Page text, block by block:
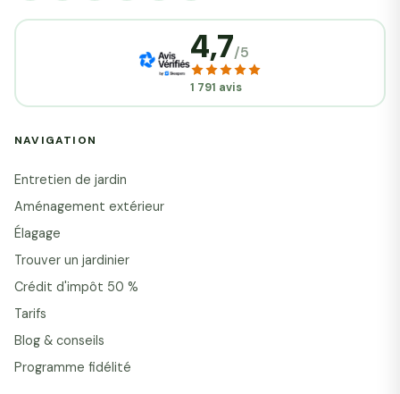
4,7/5
1 791 avis
NAVIGATION
Entretien de jardin
Aménagement extérieur
Élagage
Trouver un jardinier
Crédit d'impôt 50 %
Tarifs
Blog & conseils
Programme fidélité